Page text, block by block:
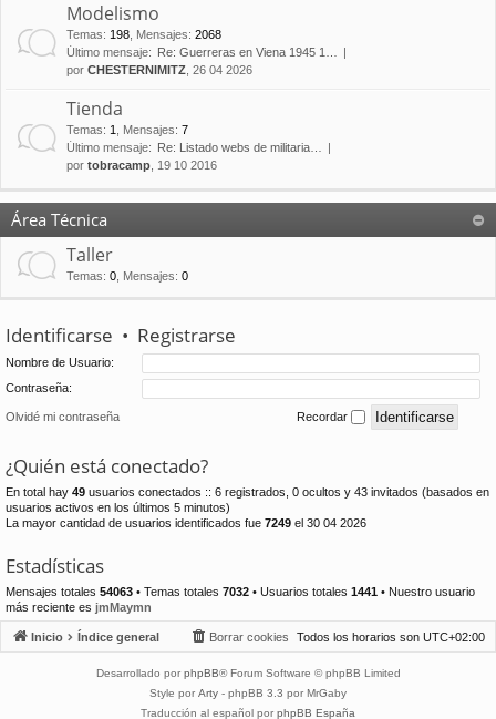
Modelismo
Temas: 198 Mensajes: 2068
Último mensaje:
Re: Guerreras en Viena 1945 1…
por CHESTERNIMITZ , 26 04 2026
Tienda
Temas: 1 Mensajes: 7
Último mensaje:
Re: Listado webs de militaria…
por tobracamp , 19 10 2016
Área Técnica
Taller
Temas: 0 Mensajes: 0
Identificarse • Registrarse
Nombre de Usuario:
Contraseña:
Olvidé mi contraseña Recordar
¿Quién está conectado?
En total hay 49 usuarios conectados :: 6 registrados, 0 ocultos y 43 invitados (basados en
usuarios activos en los últimos 5 minutos)
La mayor cantidad de usuarios identificados fue 7249 el 30 04 2026
Estadísticas
Mensajes totales 54063 • Temas totales 7032 • Usuarios totales 1441 • Nuestro usuario
más reciente es jmMaymn
Inicio Índice general Todos los horarios son UTC+02:00
Borrar cookies
Desarrollado por phpBB® Forum Software © phpBB Limited
Style por Arty - phpBB 3.3 por MrGaby
Traducción al español por phpBB España